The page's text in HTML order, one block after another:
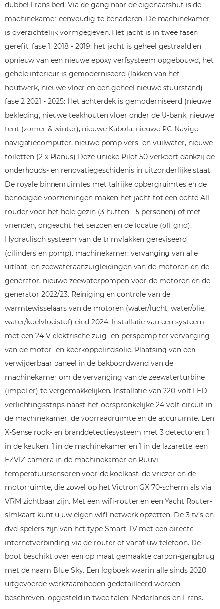
dubbel Frans bed. Via de gang naar de eigenaarshut is de
machinekamer eenvoudig te benaderen. De machinekamer
is overzichtelijk vormgegeven. Het jacht is in twee fasen
gerefit. fase 1. 2018 - 2019: het jacht is geheel gestraald en
opnieuw van een nieuwe epoxy verfsysteem opgebouwd, het
gehele interieur is gemoderniseerd (lakken van het
houtwerk, nieuwe vloer en een geheel nieuwe stuurstand)
fase 2 2021 - 2025: Het achterdek is gemoderniseerd (nieuwe
bekleding, nieuwe teakhouten vloer onder de U-bank, nieuwe
tent (zomer & winter), nieuwe Kabola, nieuwe PC-Navigo
navigatiecomputer, nieuwe pomp vers- en vuilwater, nieuwe
toiletten (2 x Planus) Deze unieke Pilot 50 verkeert dankzij de
onderhouds- en renovatiegeschidenis in uitzonderlijke staat.
De royale binnenruimtes met talrijke opbergruimtes en de
benodigde voorzieningen maken het jacht tot een echte All-
rouder voor het hele gezin (3 hutten - 5 personen) of met
vrienden, ongeacht het seizoen en de locatie (off grid).
Hydraulisch systeem van de trimvlakken gereviseerd
(cilinders en pomp), machinekamer: vervanging van alle
uitlaat- en zeewateraanzuigleidingen van de motoren en de
generator, nieuwe zeewaterpompen voor de motoren en de
generator 2022/23. Reiniging en controle van de
warmtewisselaars van de motoren (water/lucht, water/olie,
water/koelvloeistof) eind 2024. Installatie van een systeem
met een 24 V elektrische zuig- en perspomp ter vervanging
van de motor- en keerkoppelingsolie, Plaatsing van een
verwijderbaar paneel in de bakboordwand van de
machinekamer om de vervanging van de zeewaterturbine
(impeller) te vergemakkelijken. Installatie van 220-volt LED-
verlichtingsstrips naast het oorspronkelijke 24-volt circuit in
de machinekamer, de voorraadruimte en de accuruimte. Een
X-Sense rook- en branddetectiesysteem met 3 detectoren: 1
in de keuken, 1 in de machinekamer en 1 in de lazarette, een
EZVIZ-camera in de machinekamer en Ruuvi-
temperatuursensoren voor de koelkast, de vriezer en de
motorruimte, die zowel op het Victron GX 70-scherm als via
VRM zichtbaar zijn. Met een wifi-router en een Yacht Router-
simkaart kunt u uw eigen wifi-netwerk opzetten. De 3 tv’s en
dvd-spelers zijn van het type Smart TV met een directe
internetverbinding via de router of vanaf uw telefoon. De
boot beschikt over een op maat gemaakte carbon-gangbrug
met de naam Blue Sky. Een logboek waarin alle sinds 2020
uitgevoerde werkzaamheden gedetailleerd worden
beschreven, opgesteld in twee talen: Nederlands en Frans.